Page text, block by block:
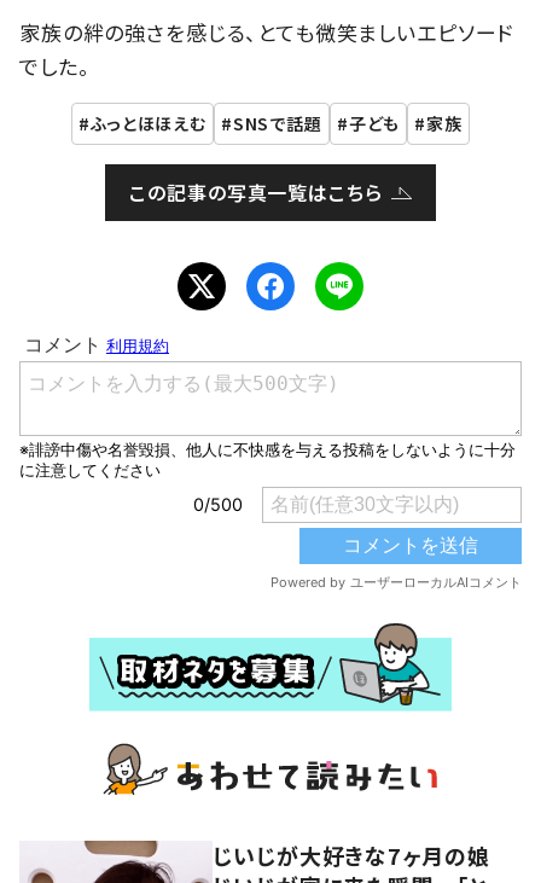
家族の絆の強さを感じる、とても微笑ましいエピソード
でした。
ふっとほほえむ SNSで話題 子ども 家族
この記事の写真一覧はこちら
じいじが大好きな7ヶ月の娘